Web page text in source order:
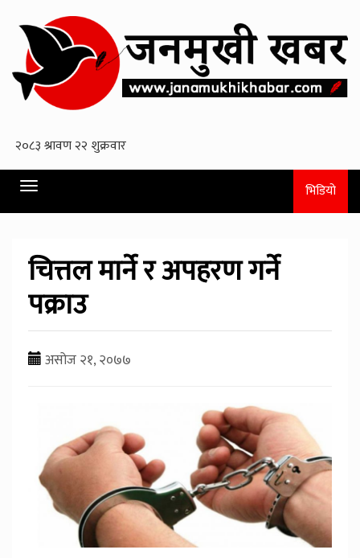
Toggle
navigation
भिडियो
चित्तल मार्ने र अपहरण गर्ने
पक्राउ
असोज २१, २०७७